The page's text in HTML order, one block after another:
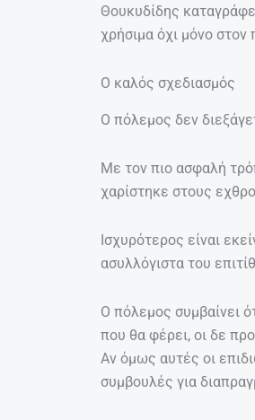
Θουκυδίδης
χρήσιμα όχι μόνο
Ο καλός σχεδιασμός
Ο πόλεμος δεν
Με τον πιο ασφαλή
χαρίστηκε στους
Ισχυρότερος είναι
ασυλλόγιστα του
Ο πόλεμος συμβαίνει
που θα φέρει, οι δε
Αν όμως αυτές οι
συμβουλές για